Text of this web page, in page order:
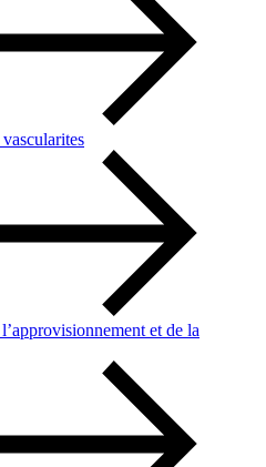
et de la